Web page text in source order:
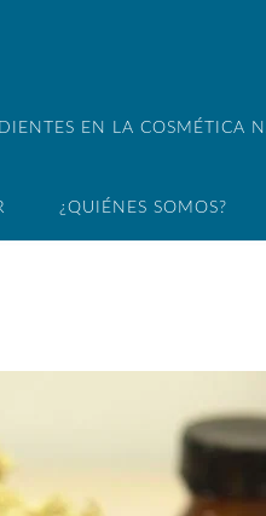
EN LA COSMÉTICA
¿QUIÉNES SOMOS?